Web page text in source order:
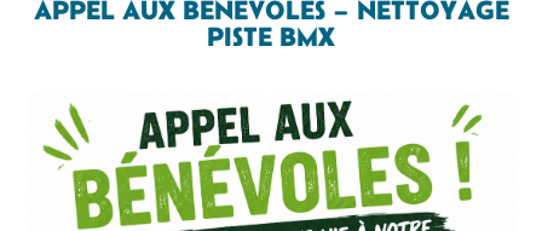
APPEL AUX BÉNÉVOLES – NETTOYAGE
PISTE BMX